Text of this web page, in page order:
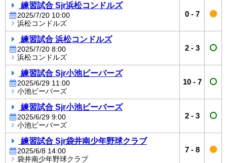
練習試合 Sjr浜松コンドルズ
2025/7/20 10:00
浜松コンドルズ
0- 7
練習試合 浜松コンドルズ
2025/7/20 8:00
浜松コンドルズ
2- 3
練習試合 Sjr小池ビーバーズ
2025/6/29 11:00
小池ビーバーズ
10- 7
練習試合 Sjr小池ビーバーズ
2025/6/29 9:00
小池ビーバーズ
2- 3
練習試合 Sjr袋井南少年野球クラブ
2025/6/8 14:00
袋井南少年野球クラブ
7- 8